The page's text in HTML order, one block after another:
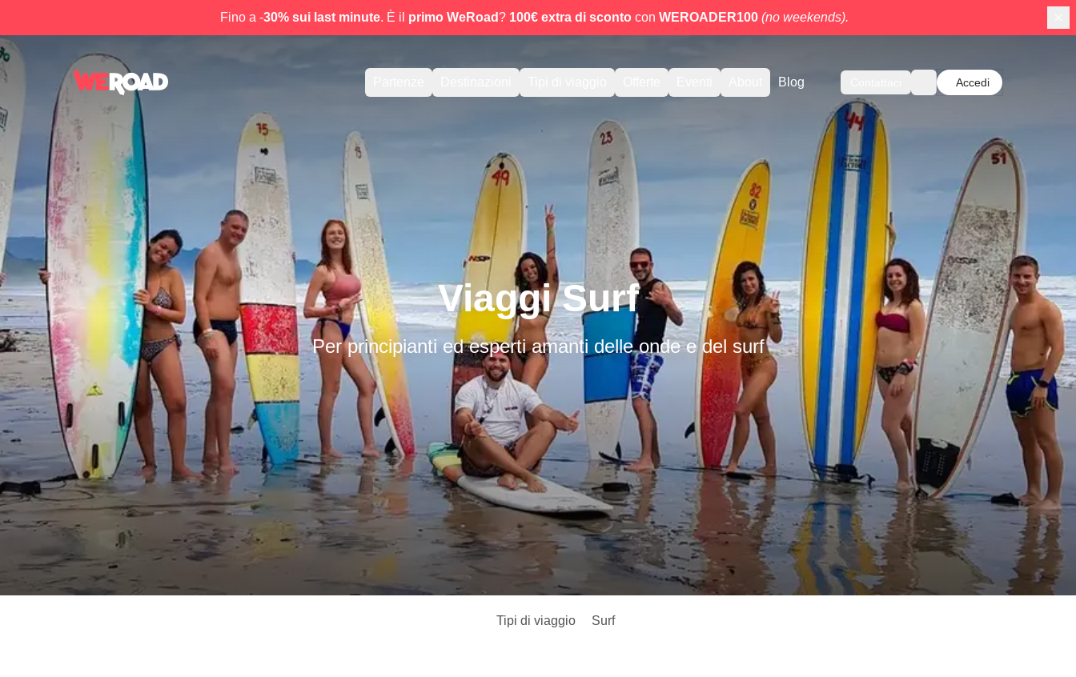
Fino a -30% sui last minute. È il primo WeRoad? 100€ extra di scontocon WEROADER100 (no weekends).
Blog Accedi
Viaggi Surf
Per principianti ed esperti amanti delle onde e del surf
Tipi di viaggio Surf